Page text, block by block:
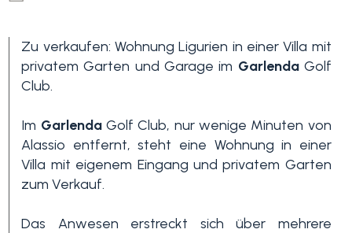
Zu verkaufen: Wohnung Ligurien in einer Villa mit
privatem Garten und Garage im GarlendaGolf
Club.
Im GarlendaGolf Club, nur wenige Minuten von
Alassio entfernt, steht eine Wohnung in einer
Villa mit eigenem Eingang und privatem Garten
zum Verkauf.
Das Anwesen erstreckt sich über mehrere
Schlafzimmer
min.
Alle